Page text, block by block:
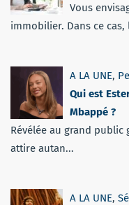
Vous
immobilier. Dans ce cas,
A LA UNE,
Qui est
Mbappé ?
Révélée au grand public
attire autan...
A LA UNE,